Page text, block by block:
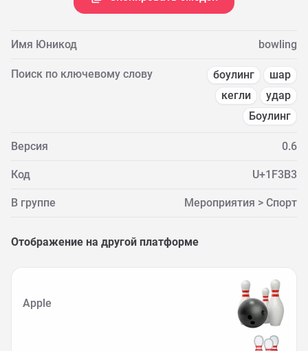
Имя Юникод bowling
Поиск по ключевому слову боулинг
шар
кегли
удар
Боулинг
Версия 0.6
Код U+1F3B3
В группе Мероприятия > Спорт
Отображение на другой платформе
Apple